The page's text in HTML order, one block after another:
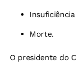
Morte.
O presidente do